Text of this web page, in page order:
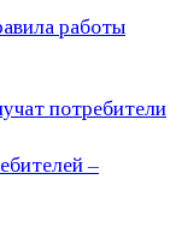
работы
потребители
–